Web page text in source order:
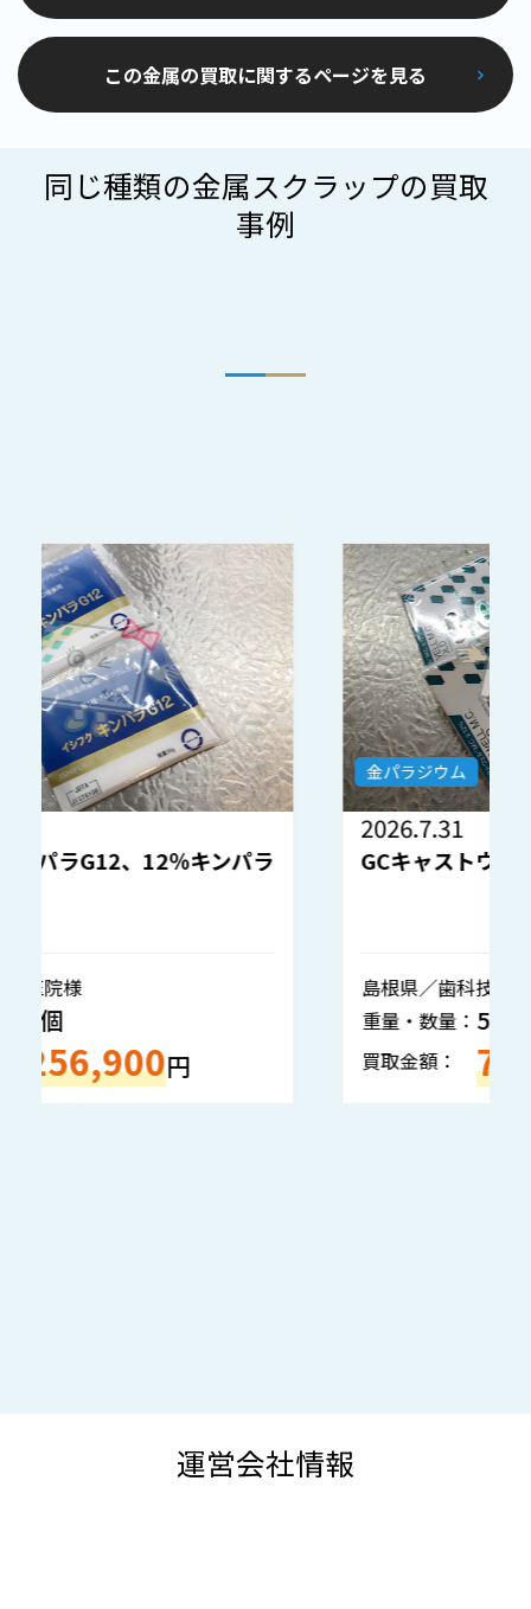
この金属の買取に関するページを見る
同じ種類の金属スクラップの買取
事例
金パラジウム
GCキャストウェル 12％キンパラ
島根県／歯科技工所様
重量・数量：
買取金額： 795,300
運営会社情報